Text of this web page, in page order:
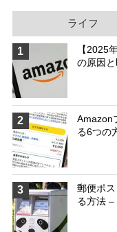
ライフ
1
【2025
の原因
2
Amazon
る6つの
3
郵便ポ
る方法 –